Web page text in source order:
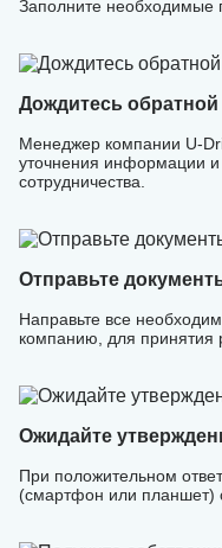
Заполните необходимые
Дождитесь обратной
Менеджер компании U-
уточнения информации
сотрудничества.
Отправьте
Направьте все
компанию, для принятия
Ожидайте
При положительном
(смартфон или планшет)